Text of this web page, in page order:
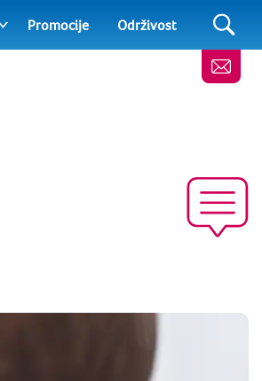
Promocije Održivost